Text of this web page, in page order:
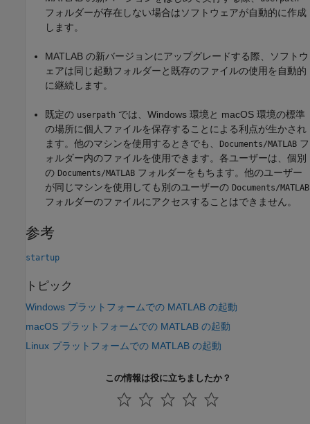
フォルダーが存在しない場合はソフトウェアが自動的に作成
します。
MATLAB の新バージョンにアップグレードする際、ソフトウ
ェアは同じ起動フォルダーと既存のファイルの使用を自動的
に継続します。
既定の userpath では、Windows 環境と macOS 環境の標準
の場所に個人ファイルを保存することによる利点が生かされ
ます。他のマシンを使用するときでも、
Documents/MATLAB フ
ォルダー内のファイルを使用できます。各ユーザーは、個別
の Documents/MATLAB フォルダーをもちます。他のユーザー
が同じマシンを使用しても別のユーザーの Documents/MATLAB
フォルダーのファイルにアクセスすることはできません。
参考
startup
トピック
Windows プラットフォームでの MATLAB の起動
macOS プラットフォームでの MATLAB の起動
Linux プラットフォームでの MATLAB の起動
この情報は役に立ちましたか？